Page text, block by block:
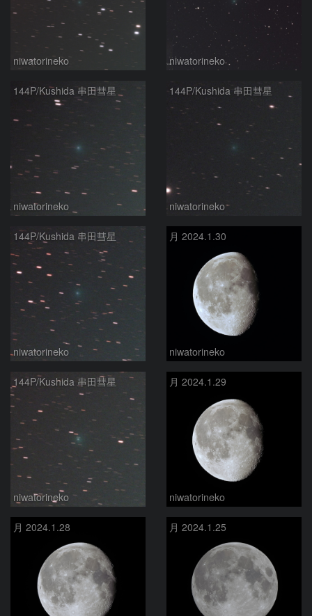
niwatorineko niwatorineko
144P/Kushida 串田彗星
niwatorineko
144P/Kushida 串田彗星
niwatorineko
144P/Kushida 串田彗星
niwatorineko
月 2024.1.30
niwatorineko
144P/Kushida 串田彗星
niwatorineko
月 2024.1.29
niwatorineko
月 2024.1.28 月 2024.1.25